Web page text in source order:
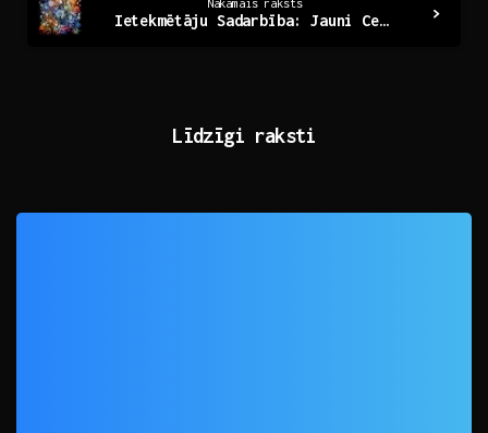
Nākamais raksts
Ietekmētāju Sadarbība: Jauni Ceļi Radošumam un Ietekmei
Līdzīgi raksti